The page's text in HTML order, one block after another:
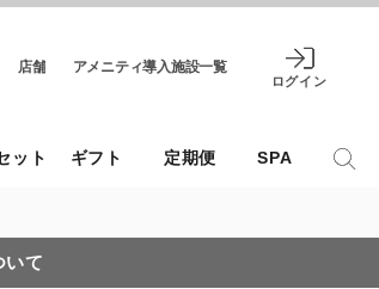
店舗 アメニティ導入施設一覧
ログイン
ット ギフト 定期便 SPA
いて